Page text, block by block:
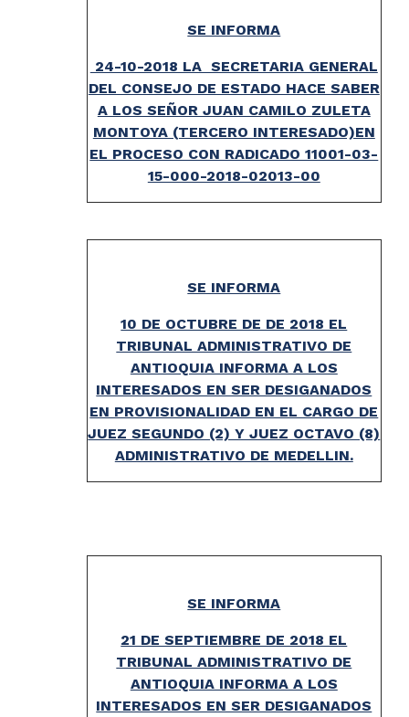
SE INFORMA
24-10-2018 LA SECRETARIA GENERAL
DEL CONSEJO DE ESTADO HACE SABER
A LOS SEÑOR JUAN CAMILO ZULETA
MONTOYA (TERCERO INTERESADO)EN
EL PROCESO CON RADICADO 11001-03-
15-000-2018-02013-00
SE INFORMA
10 DE OCTUBRE DE DE 2018 EL
TRIBUNAL ADMINISTRATIVO DE
ANTIOQUIA INFORMA A LOS
INTERESADOS EN SER DESIGANADOS
EN PROVISIONALIDAD EN EL CARGO DE
JUEZ SEGUNDO (2) Y JUEZ OCTAVO (8)
ADMINISTRATIVO DE MEDELLIN.
SE INFORMA
21 DE SEPTIEMBRE DE 2018 EL
TRIBUNAL ADMINISTRATIVO DE
ANTIOQUIA INFORMA A LOS
INTERESADOS EN SER DESIGANADOS